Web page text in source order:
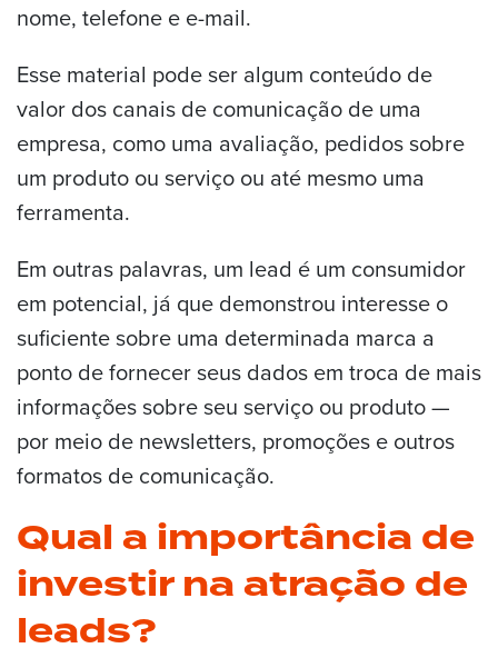
nome, telefone e e-mail.
Esse material pode ser algum conteúdo de
valor dos canais de comunicação de uma
empresa, como uma avaliação, pedidos sobre
um produto ou serviço ou até mesmo uma
ferramenta.
Em outras palavras, um lead é um consumidor
em potencial, já que demonstrou interesse o
suficiente sobre uma determinada marca a
ponto de fornecer seus dados em troca de mais
informações sobre seu serviço ou produto —
por meio de newsletters, promoções e outros
formatos de comunicação.
Qual a importância de
investir na atração de
leads?